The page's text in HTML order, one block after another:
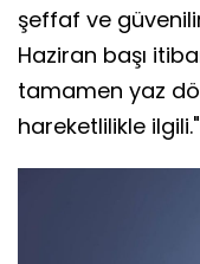
şeffaf ve
Haziran başı
tamamen yaz
hareketlilikle ilgili."